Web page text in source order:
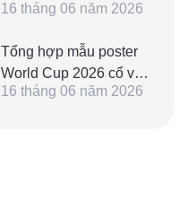
ấn tượng, đẹp, dễ
16 tháng 06 năm 2026
Tổng hợp mẫu poster
World Cup 2026 cổ vũ,
mang tinh thần thể thao
16 tháng 06 năm 2026